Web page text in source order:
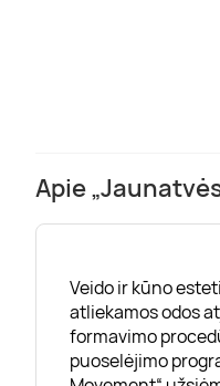
Apie
Veido ir kūno
atliekamos odos
formavimo
puoselėjimo